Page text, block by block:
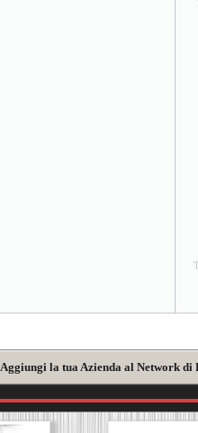
Aggiungi la tua Azienda al Network di